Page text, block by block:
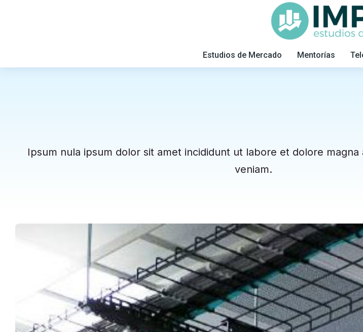
Estudios de Mercado Mentorías
Ipsum nula ipsum dolor sit amet incididunt ut labore et dolore magna
veniam.